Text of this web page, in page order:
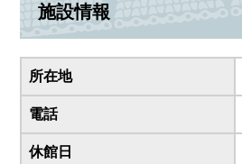
施設情報
所在地
電話
休館日